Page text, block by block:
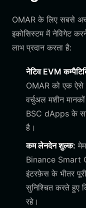
OMAR के लिए सबसे
इकोसिस्टम में नेविगेट
लाभ प्रदान करता है:
नेटिव EVM
OMAR को एक ऐसे
वर्चुअल मशीन
BSC dApps के
है।
कम लेनदेन शुल्क:
Binance Smart
इंटरफ़ेस के भीतर
सुनिश्चित करते हुए
रहे।